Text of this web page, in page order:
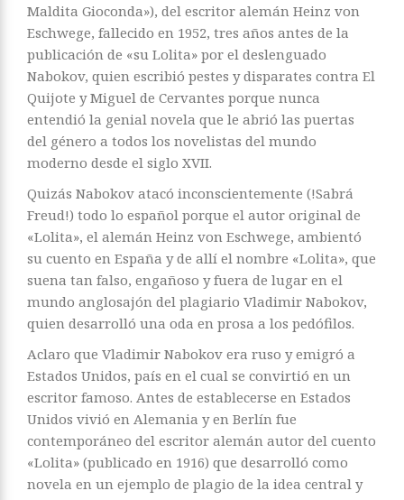
Maldita Gioconda»), del escritor alemán Heinz von
Eschwege, fallecido en 1952, tres años antes de la
publicación de «su Lolita» por el deslenguado
Nabokov, quien escribió pestes y disparates contra El
Quijote y Miguel de Cervantes porque nunca
entendió la genial novela que le abrió las puertas
del género a todos los novelistas del mundo
moderno desde el siglo XVII.
Quizás Nabokov atacó inconscientemente (!Sabrá
Freud!) todo lo español porque el autor original de
«Lolita», el alemán Heinz von Eschwege, ambientó
su cuento en España y de allí el nombre «Lolita», que
suena tan falso, engañoso y fuera de lugar en el
mundo anglosajón del plagiario Vladimir Nabokov,
quien desarrolló una oda en prosa a los pedófilos.
Aclaro que Vladimir Nabokov era ruso y emigró a
Estados Unidos, país en el cual se convirtió en un
escritor famoso. Antes de establecerse en Estados
Unidos vivió en Alemania y en Berlín fue
contemporáneo del escritor alemán autor del cuento
«Lolita» (publicado en 1916) que desarrolló como
novela en un ejemplo de plagio de la idea central y